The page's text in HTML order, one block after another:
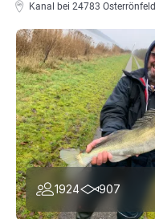
Kanal bei 24783 Osterrönfeld
1924 907